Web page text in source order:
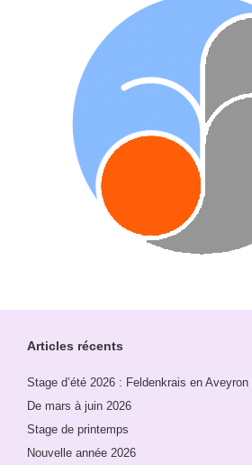
Articles récents
Stage d’été 2026 : Feldenkrais en Aveyron
De mars à juin 2026
Stage de printemps
Nouvelle année 2026